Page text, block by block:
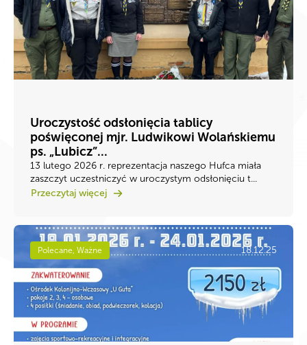
Uroczystość odsłonięcia tablicy
poświęconej mjr. Ludwikowi Wolańskiemu
ps. „Lubicz”...
13 lutego 2026 r. reprezentacja naszego Hufca miała
zaszczyt uczestniczyć w uroczystym odsłonięciu t...
Przeczytaj więcej
Polecane, Ważne 18.12.25